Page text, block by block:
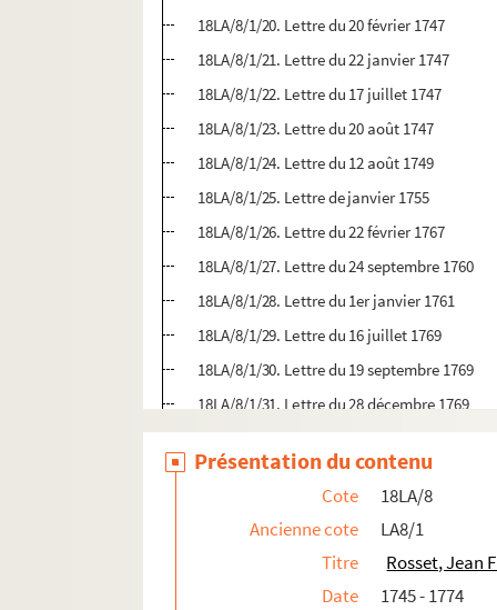
18LA/8/1/20. Lettre du 20 février 1747
18LA/8/1/21. Lettre du 22 janvier 1747
18LA/8/1/22. Lettre du 17 juillet 1747
18LA/8/1/23. Lettre du 20 août 1747
18LA/8/1/24. Lettre du 12 août 1749
18LA/8/1/25. Lettre de janvier 1755
18LA/8/1/26. Lettre du 22 février 1767
18LA/8/1/27. Lettre du 24 septembre 1760
18LA/8/1/28. Lettre du 1er janvier 1761
18LA/8/1/29. Lettre du 16 juillet 1769
18LA/8/1/30. Lettre du 19 septembre 1769
18LA/8/1/31. Lettre du 28 décembre 1769
18LA/8/1/32. Lettre du 11 janvier 1774
Présentation du contenu
Cote
18LA/8
Ancienne cote
LA8/1
Titre
Rosset, Jean
Date
1745 - 1774